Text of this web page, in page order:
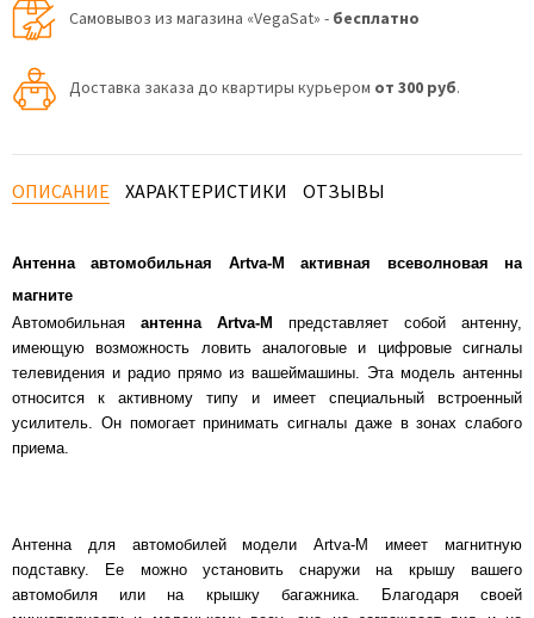
Самовывоз из магазина «VegaSat» - бесплатно
Доставка заказа до квартиры курьером от 300 руб.
ОПИСАНИЕ ХАРАКТЕРИСТИКИ ОТЗЫВЫ
Антенна автомобильная Artva-M активная всеволновая на
магните
Автомобильная антенна Artva-M представляет собой антенну,
имеющую возможность ловить аналоговые и цифровые сигналы
телевидения и радио прямо из вашеймашины. Эта модель антенны
относится к активному типу и имеет специальный встроенный
усилитель. Он помогает принимать сигналы даже в зонах слабого
приема.
Антенна для автомобилей модели Artva-M имеет магнитную
подставку. Ее можно установить снаружи на крышу вашего
автомобиля или на крышку багажника. Благодаря своей